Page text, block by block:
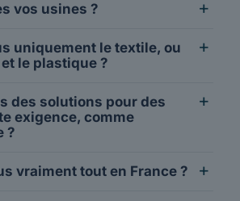
vos usines ?
uniquement le textile, ou
le plastique ?
des solutions pour des
exigence, comme
?
vraiment tout en France ?